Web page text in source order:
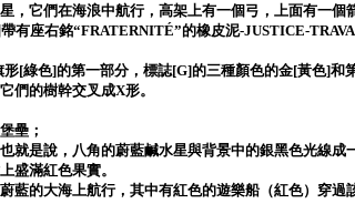
，它們在海浪中航行，高架上有一個弓，上面有一個
有座右銘“FRATERNITÉ”的橡皮泥-JUSTICE-
[綠色]的第一部分，標誌[G]的三種​​顏色的金[黃色]和
們的樹幹交叉成X形。
壘；
就是說，八角的蔚藍鹹水星與背景中的銀黑色光線成
盛滿紅色果實。
藍的大海上航行，其中有紅色的遊樂船（紅色）穿過